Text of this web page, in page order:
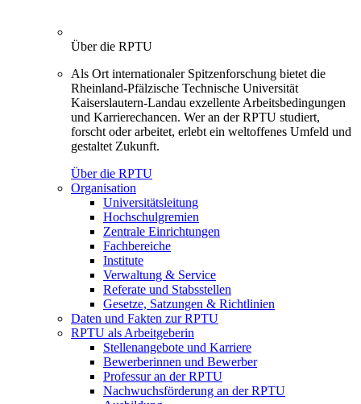
Über die RPTU
Als Ort internationaler Spitzenforschung bietet die
Rheinland-Pfälzische Technische Universität
Kaiserslautern-Landau exzellente Arbeitsbedingungen
und Karrierechancen. Wer an der RPTU studiert,
forscht oder arbeitet, erlebt ein weltoffenes Umfeld und
gestaltet Zukunft.
Über die RPTU
Organisation
Universitätsleitung
Hochschulgremien
Zentrale Einrichtungen
Fachbereiche
Institute
Verwaltung & Service
Referate und Stabsstellen
Gesetze, Satzungen & Richtlinien
Daten und Fakten zur RPTU
RPTU als Arbeitgeberin
Stellenangebote und Karriere
Bewerberinnen und Bewerber
Professur an der RPTU
Nachwuchsförderung an der RPTU